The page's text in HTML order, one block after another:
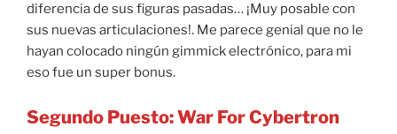
diferencia de sus figuras pasadas… ¡Muy posable con
sus nuevas articulaciones!. Me parece genial que no le
hayan colocado ningún gimmick electrónico, para mi
eso fue un super bonus.
Segundo Puesto: War For Cybertron